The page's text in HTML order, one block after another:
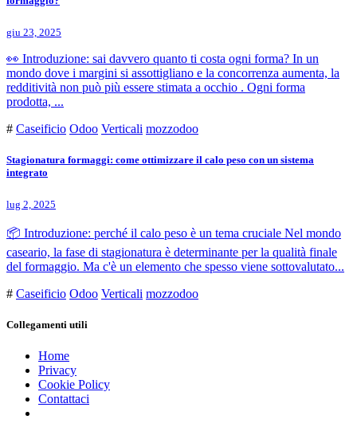
giu 23, 2025
👀 Introduzione: sai davvero quanto ti costa ogni forma? In un
mondo dove i margini si assottigliano e la concorrenza aumenta, la
redditività non può più essere stimata a occhio . Ogni forma
prodotta, ...
# Caseificio Odoo Verticali mozzodoo
Stagionatura formaggi: come ottimizzare il calo peso con un sistema
integrato
lug 2, 2025
📦 Introduzione: perché il calo peso è un tema cruciale Nel mondo
caseario, la fase di stagionatura è determinante per la qualità finale
del formaggio. Ma c'è un elemento che spesso viene sottovalutato...
# Caseificio Odoo Verticali mozzodoo
Collegamenti utili
Home
Privacy
Cookie Policy
Contattaci